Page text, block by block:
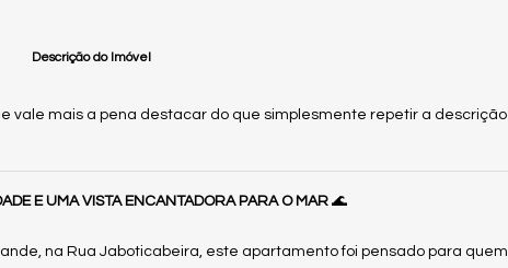
Descrição do Imóvel
vale mais a pena destacar do que simplesmente repetir a descrição
E UMA VISTA ENCANTADORA PARA O MAR 🌊
na Rua Jaboticabeira, este apartamento foi pensado para quem